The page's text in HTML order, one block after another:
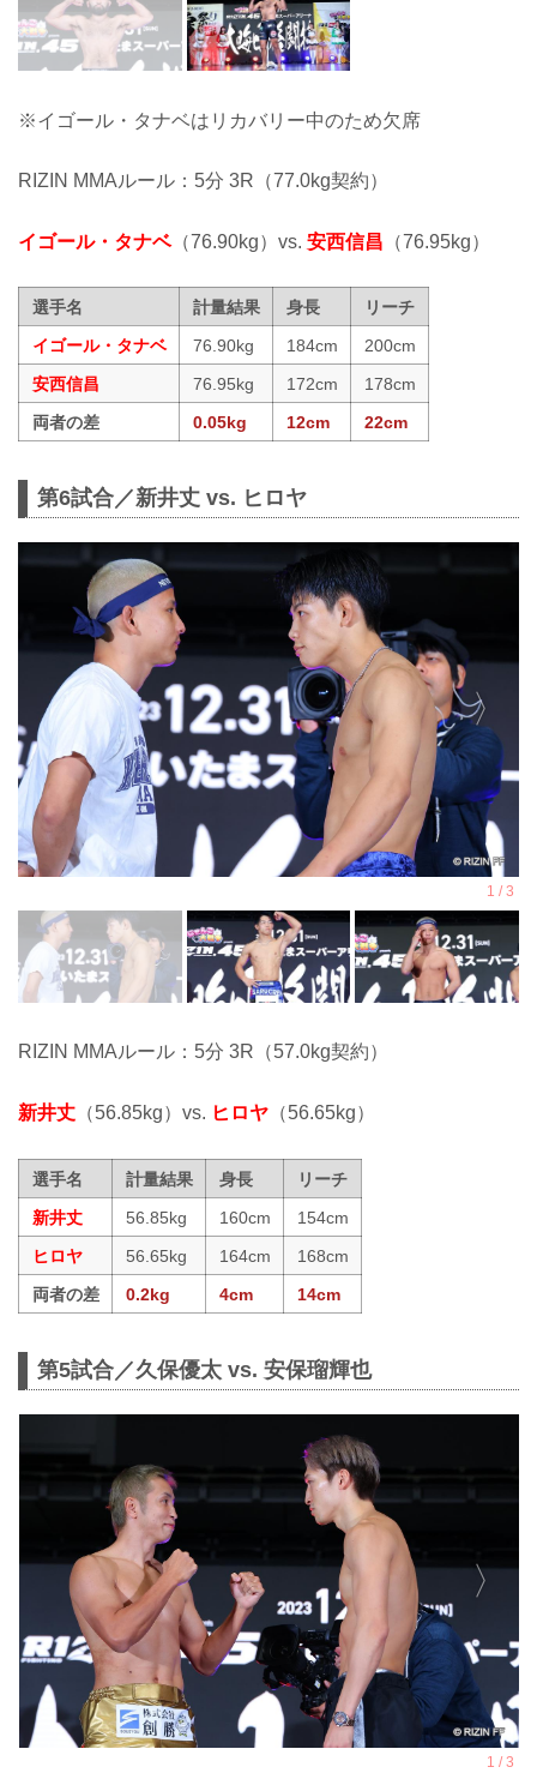
※イゴール・タナベはリカバリー中のため欠席
RIZIN MMAルール：5分 3R（77.0kg契約）
イゴール・タナベ（76.90kg）vs. 安西信昌 （76.95kg）
選手名 計量結果 身長
リーチ
イゴール・タナベ
76.90kg 184cm
200cm
安西信昌
76.95kg 172cm
178cm
両者の差
0.05kg 12cm 22cm
第6試合／新井丈 vs. ヒロヤ
RIZIN MMAルール：5分 3R（57.0kg契約）
新井丈 （56.85kg）vs. ヒロヤ （56.65kg）
選手名 計量結果 身長
リーチ
新井丈
56.85kg 160cm
154cm
ヒロヤ
56.65kg 164cm
168cm
両者の差
0.2kg 4cm 14cm
第5試合／久保優太 vs. 安保瑠輝也